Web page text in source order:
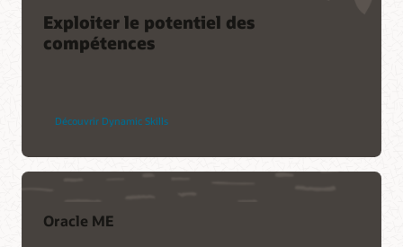
Exploiter le potentiel des
compétences
Découvrir Dynamic Skills
Oracle ME